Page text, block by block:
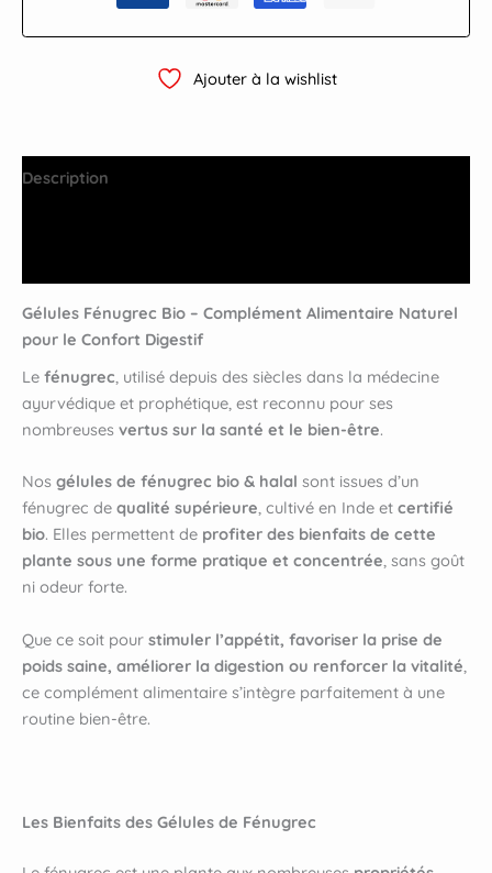
Ajouter à la wishlist
Description
Gélules Fénugrec Bio – Complément Alimentaire Naturel
pour le Confort Digestif
Le fénugrec, utilisé depuis des siècles dans la médecine
ayurvédique et prophétique, est reconnu pour ses
nombreuses vertus sur la santé et le bien-être.
Nos gélules de fénugrec bio & halal sont issues d’un
fénugrec de qualité supérieure, cultivé en Inde et certifié
bio. Elles permettent de profiter des bienfaits de cette
plante sous une forme pratique et concentrée, sans goût
ni odeur forte.
Que ce soit pour stimuler l’appétit, favoriser la prise de
poids saine, améliorer la digestion ou renforcer la vitalité
ce complément alimentaire s’intègre parfaitement à une
routine bien-être.
Les Bienfaits des Gélules de Fénugrec